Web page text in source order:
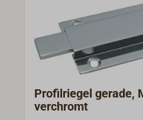
Profilriegel gerade,
verchromt